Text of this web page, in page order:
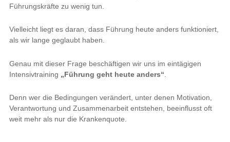
Führungskräfte zu wenig tun.
Vielleicht liegt es daran, dass Führung heute anders funktioniert,
als wir lange geglaubt haben.
Genau mit dieser Frage beschäftigen wir uns im eintägigen
Intensivtraining „Führung geht heute anders“
Denn wer die Bedingungen verändert, unter denen Motivation,
Verantwortung und Zusammenarbeit entstehen, beeinflusst oft
weit mehr als nur die Krankenquote.